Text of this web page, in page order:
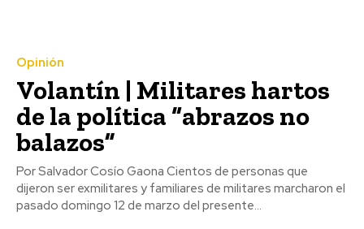
Opinión
Volantín | Militares hartos
de la política “abrazos no
balazos”
Por Salvador Cosío Gaona Cientos de personas que
dijeron ser exmilitares y familiares de militares marcharon el
pasado domingo 12 de marzo del presente...